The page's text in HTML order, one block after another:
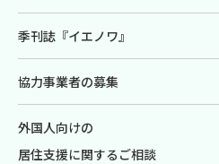
季刊誌『イエノワ』
協力事業者の募集
外国人向けの
居住支援に関するご相談